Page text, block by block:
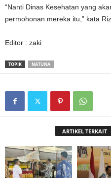
“Nanti Dinas Kesehatan yang
permohonan mereka itu,” kata
Editor : zaki
TOPIK NATUNA
ARTIKEL TERKAIT